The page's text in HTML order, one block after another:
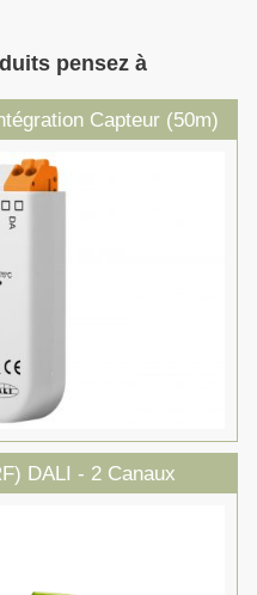
pensez à
Capteur (50m)
DALI - 2 Canaux